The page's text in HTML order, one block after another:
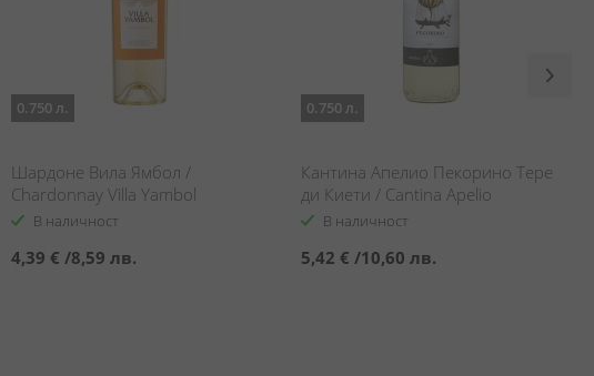
0.750 л.
Шардоне Вила Ямбол /
Chardonnay Villa Yambol
В наличност
4,39 € /8,59 лв.
0.750 л.
Кантина Апелио Пекорино Тере
ди Киети / Cantina Apelio
Pecorino Terre di Chieti
В наличност
5,42 € /10,60 лв.